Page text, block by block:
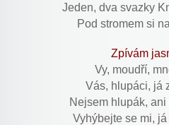
Jeden, dva svazky
Pod stromem si
Zpívám
Vy, moudří,
Vás, hlupáci, já
Nejsem hlupák,
Vyhýbejte se mi,